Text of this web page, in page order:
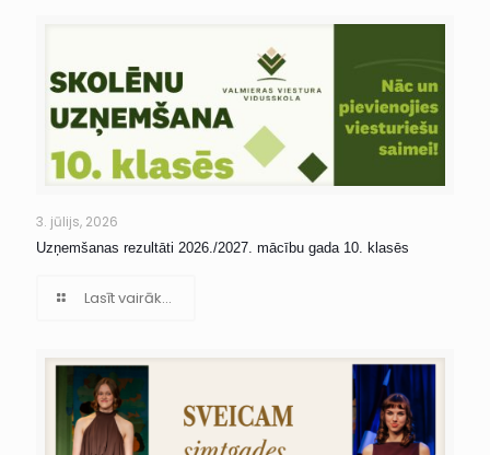
3. jūlijs, 2026
Uzņemšanas rezultāti 2026./2027. mācību gada 10. klasēs
Lasīt vairāk...